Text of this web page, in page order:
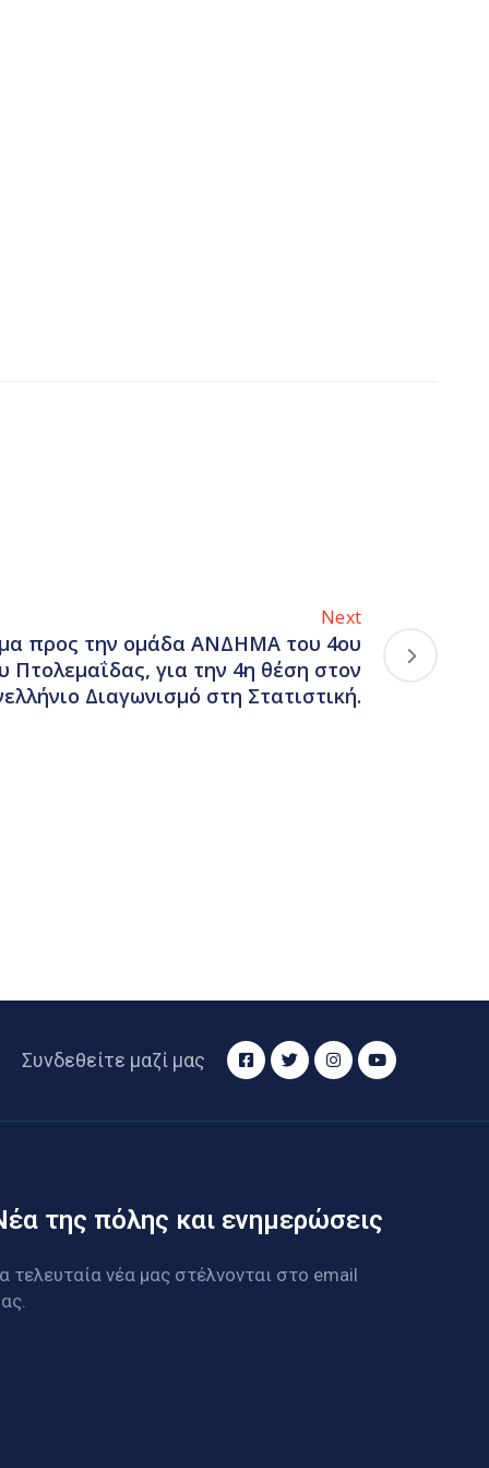
Next
προς την ομάδα ΑΝΔΗΜΑ του 4ου
Πτολεμαΐδας, για την 4η θέση στον
Διαγωνισμό στη Στατιστική.
Συνδεθείτε μαζί μας
της πόλης και ενημερώσεις
τελευταία νέα μας στέλνονται στο email